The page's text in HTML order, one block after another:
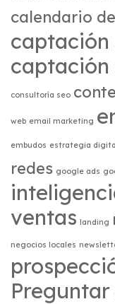
calendario
captación
captación
consultoría seo
web email marketing
embudos estrategia
redes google ads
ventas landing
negocios locales
Preguntar